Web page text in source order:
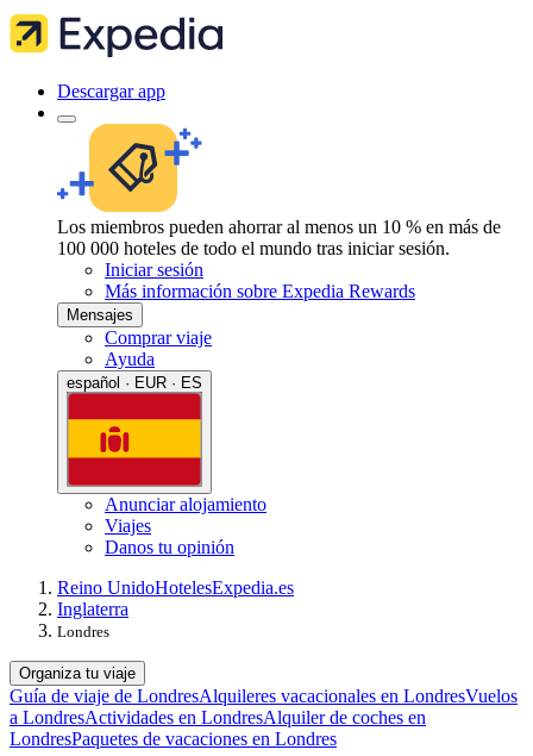
Descargar app
Los miembros pueden ahorrar al menos un 10 % en más de
100 000 hoteles de todo el mundo tras iniciar sesión.
Iniciar sesión
Más información sobre Expedia Rewards
Mensajes
Comprar viaje
Ayuda
español · EUR · ES
Anunciar alojamiento
Viajes
Danos tu opinión
Reino UnidoHotelesExpedia.es
Inglaterra
Londres
Organiza tu viaje
Guía de viaje de LondresAlquileres vacacionales en LondresVuelos
a LondresActividades en LondresAlquiler de coches en
LondresPaquetes de vacaciones en Londres